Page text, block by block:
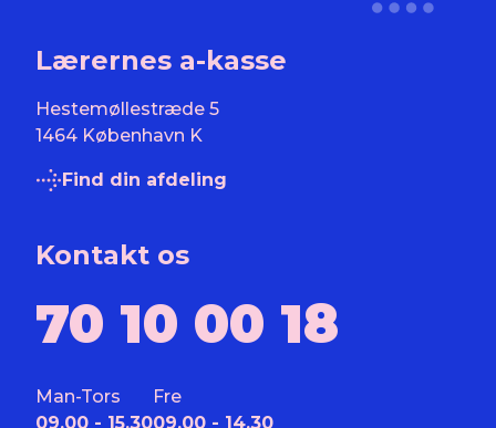
Lærernes a-kasse
Hestemøllestræde 5
1464 København K
Find din afdeling
Kontakt os
70 10 00 18
Man-Tors
09.00 - 15.30
Fre
09.00 - 14.30